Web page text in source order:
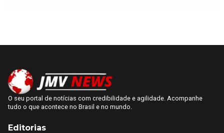
O seu portal de notícias com credibilidade e agilidade. Acompanhe
tudo o que acontece no Brasil e no mundo.
Editorias